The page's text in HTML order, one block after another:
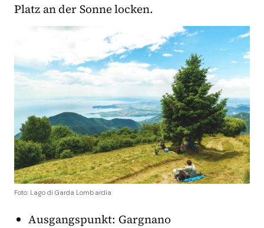
Platz an der Sonne locken.
Foto: Lago di Garda Lombardia
Ausgangspunkt: Gargnano